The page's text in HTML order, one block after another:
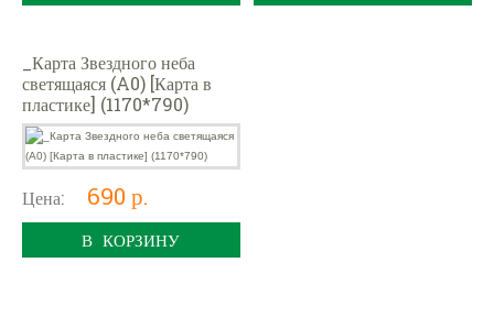
_Карта Звездного неба
светящаяся (A0) [Карта в
пластике] (1170*790)
Цена: 690 р.
В КОРЗИНУ